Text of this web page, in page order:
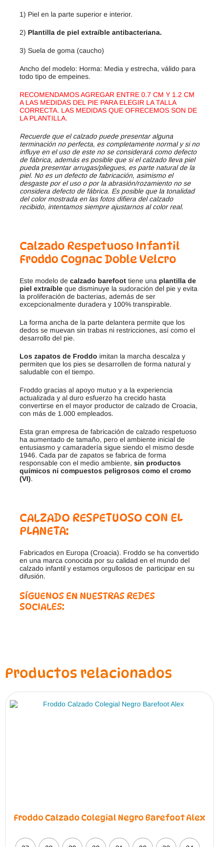
1) Piel en la parte superior e interior.
2) Plantilla de piel extraíble antibacteriana.
3) Suela de goma (caucho)
Ancho del modelo: Horma: Media y estrecha, válido para
todo tipo de empeines.
RECOMENDAMOS AGREGAR ENTRE 0.7 CM Y 1.2 CM
A LAS MEDIDAS DEL PIE PARA ELEGIR LA TALLA
CORRECTA. LAS MEDIDAS QUE OFRECEMOS SON DE
LA PLANTILLA.
Recuerde que el calzado puede presentar alguna
terminación no perfecta, es completamente normal y si no
influye en el uso de este no se considerará como defecto
de fábrica, además es posible que si el calzado lleva piel
pueda presentar arrugas/pliegues, es parte natural de la
piel. No es un defecto de fabricación, asimismo el
desgaste por el uso o por la abrasión/rozamiento no se
considera defecto de fábrica. Es posible que la tonalidad
del color mostrada en las fotos difiera del calzado
recibido, intentamos siempre ajustarnos al color real.
Calzado Respetuoso Infantil
Froddo Cognac Doble Velcro
Este modelo de calzado barefoot tiene una plantilla de
piel extraíble que disminuye la sudoración del pie y evita
la proliferación de bacterias, además de ser
excepcionalmente duradera y 100% transpirable.
La forma ancha de la parte delantera permite que los
dedos se muevan sin trabas ni restricciones, así como el
desarrollo del pie.
Los zapatos de Froddo imitan la marcha descalza y
permiten que los pies se desarrollen de forma natural y
saludable con el tiempo.
Froddo gracias al apoyo mutuo y a la experiencia
actualizada y al duro esfuerzo ha crecido hasta
convertirse en el mayor productor de calzado de Croacia,
con más de 1.000 empleados.
Esta gran empresa de fabricación de calzado respetuoso
ha aumentado de tamaño, pero el ambiente inicial de
entusiasmo y camaradería sigue siendo el mismo desde
1946. Cada par de zapatos se fabrica de forma
responsable con el medio ambiente, sin productos
químicos ni compuestos peligrosos como el cromo
(VI).
CALZADO RESPETUOSO CON EL
PLANETA:
Fabricados en Europa (Croacia). Froddo se ha convertido
en una marca conocida por su calidad en el mundo del
calzado infantil y estamos orgullosos de participar en su
difusión.
SÍGUENOS EN NUESTRAS REDES
SOCIALES:
Productos relacionados
Froddo Calzado Colegial Negro Barefoot Alex